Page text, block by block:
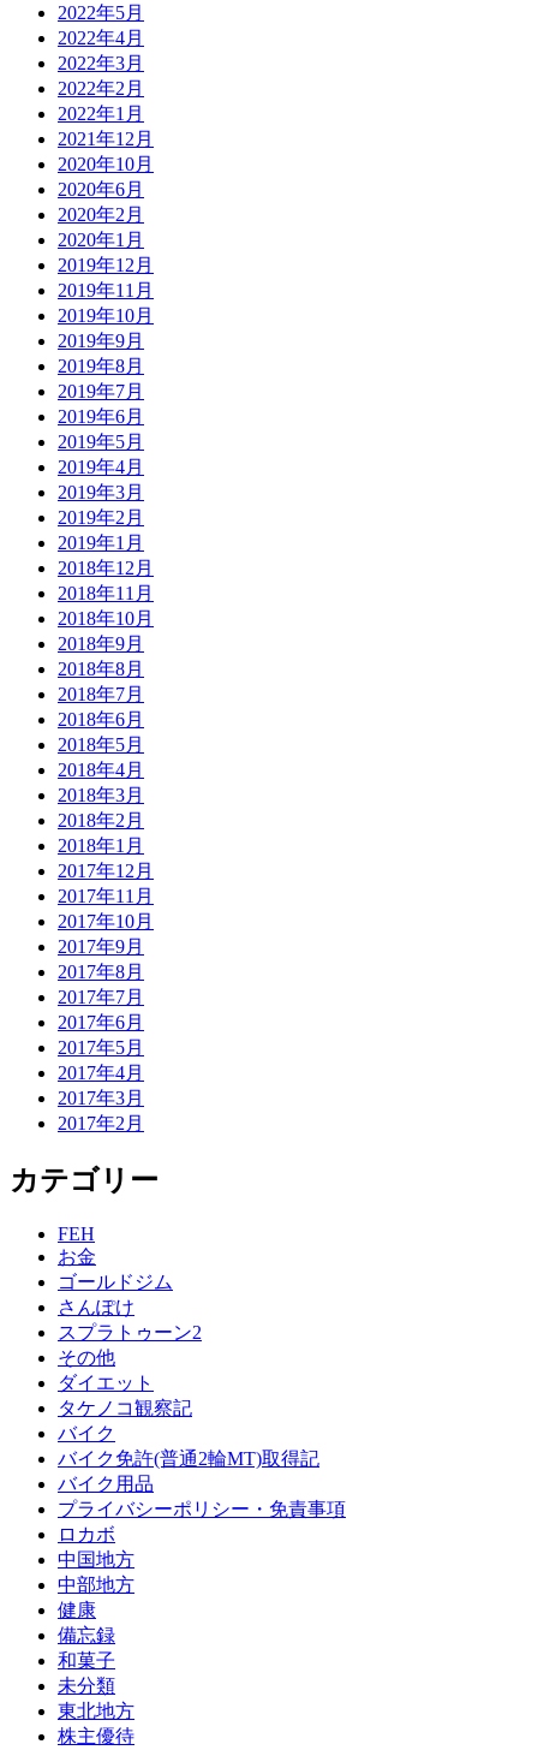
2022年5月
2022年4月
2022年3月
2022年2月
2022年1月
2021年12月
2020年10月
2020年6月
2020年2月
2020年1月
2019年12月
2019年11月
2019年10月
2019年9月
2019年8月
2019年7月
2019年6月
2019年5月
2019年4月
2019年3月
2019年2月
2019年1月
2018年12月
2018年11月
2018年10月
2018年9月
2018年8月
2018年7月
2018年6月
2018年5月
2018年4月
2018年3月
2018年2月
2018年1月
2017年12月
2017年11月
2017年10月
2017年9月
2017年8月
2017年7月
2017年6月
2017年5月
2017年4月
2017年3月
2017年2月
カテゴリー
FEH
お金
ゴールドジム
さんぽけ
スプラトゥーン2
その他
ダイエット
タケノコ観察記
バイク
バイク免許(普通2輪MT)取得記
バイク用品
プライバシーポリシー・免責事項
ロカボ
中国地方
中部地方
健康
備忘録
和菓子
未分類
東北地方
株主優待